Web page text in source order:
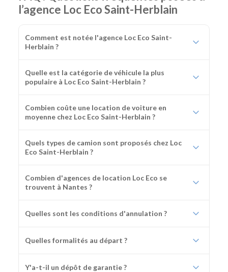
l’agence Loc Eco Saint-Herblain
Comment est notée l'agence Loc Eco Saint-
Herblain ?
Quelle est la catégorie de véhicule la plus
populaire à Loc Eco Saint-Herblain ?
Combien coûte une location de voiture en
moyenne chez Loc Eco Saint-Herblain ?
Quels types de camion sont proposés chez Loc
Eco Saint-Herblain ?
Combien d'agences de location Loc Eco se
trouvent à Nantes ?
Quelles sont les conditions d'annulation ?
Quelles formalités au départ ?
Y'a-t-il un dépôt de garantie ?